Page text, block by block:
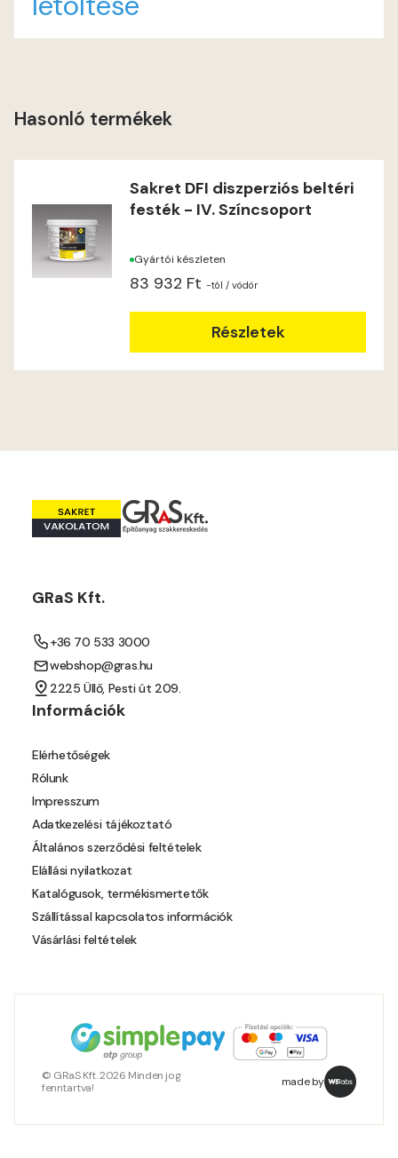
Hasonló termékek
Sakret DFI diszperziós beltéri
festék - IV. Színcsoport
Gyártói készleten
83 932 Ft -tól / vödör
Részletek
GRaS Kft.
+36 70 533 3000
webshop@gras.hu
2225 Üllő, Pesti út 209.
Információk
Elérhetőségek
Rólunk
Impresszum
Adatkezelési tájékoztató
Általános szerződési feltételek
Elállási nyilatkozat
Katalógusok, termékismertetők
Szállítással kapcsolatos információk
Vásárlási feltételek
© GRaS Kft. 2026 Minden jog
fenntartva!
made by